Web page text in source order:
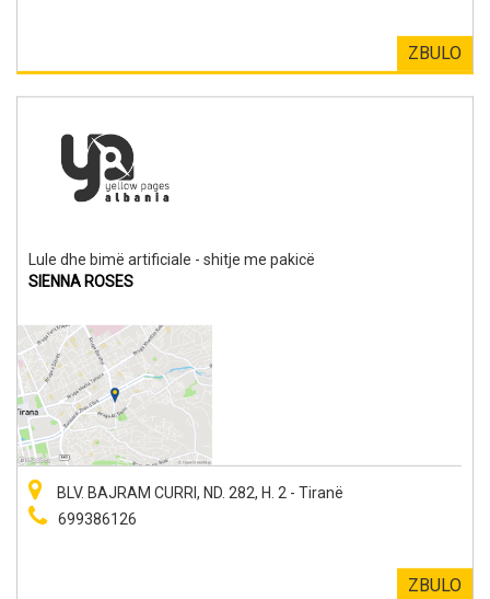
ZBULO
Lule dhe bimë artificiale - shitje me pakicë
SIENNA ROSES
BLV. BAJRAM CURRI, ND. 282, H. 2 - Tiranë
699386126
ZBULO